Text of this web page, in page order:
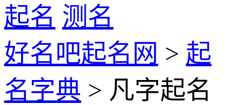
起名 测名
好名吧起名网 > 起
名字典 > 凡字起名